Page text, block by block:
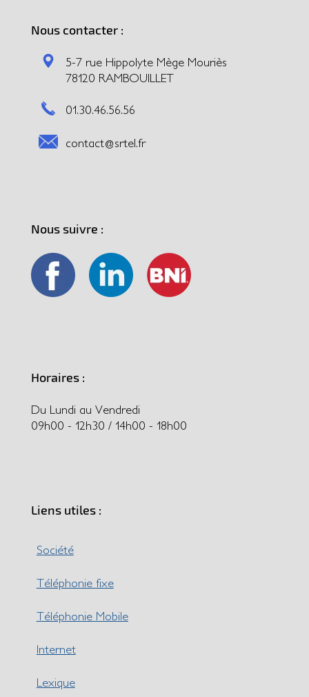
Nous contacter :
5-7 rue Hippolyte Mège Mouriès
78120 RAMBOUILLET
01.30.46.56.56
contact@srtel.fr
Nous suivre :
Horaires :
Du Lundi au Vendredi
09h00 - 12h30 / 14h00 - 18h00
Liens utiles :
Société
Téléphonie fixe
Téléphonie Mobile
Internet
Lexique